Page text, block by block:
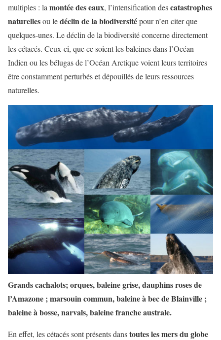
multiples : la montée des eaux, l’intensification descatastrophes
naturellesou ledéclin de la biodiversitépour n’en citer que
quelques-unes. Le déclin de la biodiversité concerne directement
les cétacés. Ceux-ci, que ce soient les baleines dans l’Océan
Indien ou les bélugas de l’Océan Arctique voient leurs territoires
être constamment perturbés et dépouillés de leurs ressources
naturelles.
Grands cachalots; orques, baleine grise, dauphins roses de
l’Amazone ; marsouin commun, baleine à bec de Blainville ;
baleine à bosse, narvals, baleine franche australe.
En effet, les cétacés sont présents danstoutes les mers du globe